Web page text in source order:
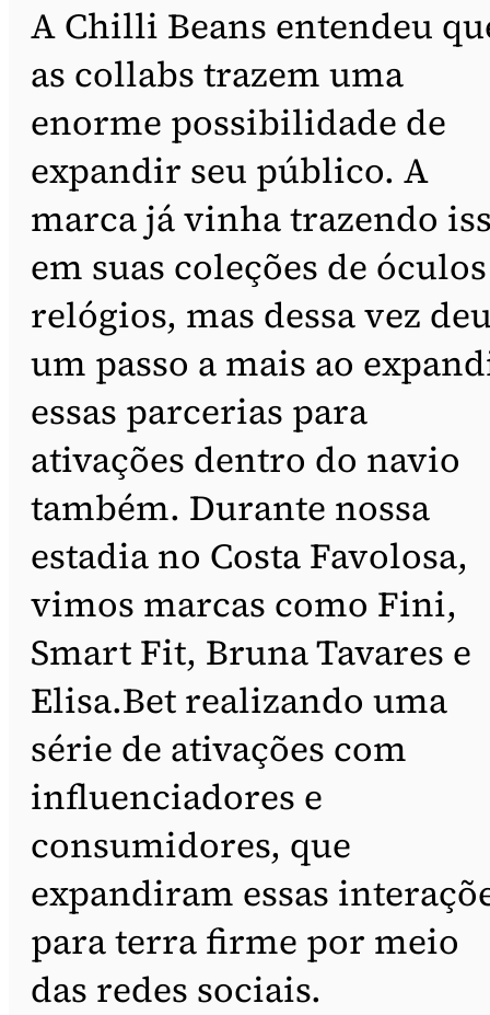
A Chilli Beans entendeu
as collabs trazem uma
enorme possibilidade de
expandir seu público. A
marca já vinha trazendo
em suas coleções de
relógios, mas dessa vez
um passo a mais ao
essas parcerias para
ativações dentro do navio
também. Durante nossa
estadia no Costa Favolosa,
vimos marcas como Fini,
Smart Fit, Bruna Tavares e
Elisa.Bet realizando uma
série de ativações com
influenciadores e
consumidores, que
expandiram essas
para terra firme por meio
das redes sociais.